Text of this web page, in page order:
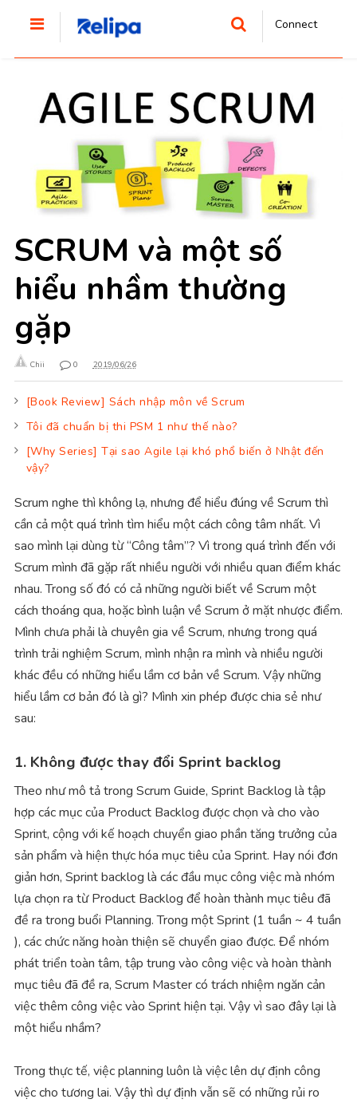
Connect
SCRUM và một số
hiểu nhầm thường
gặp
Chii 0 2019/06/26
[Book Review] Sách nhập môn về Scrum
Tôi đã chuẩn bị thi PSM 1 như thế nào?
[Why Series] Tại sao Agile lại khó phổ biến ở Nhật đến
vậy?
Scrum nghe thì không lạ, nhưng để hiểu đúng về Scrum thì
cần cả một quá trình tìm hiểu một cách công tâm nhất. Vì
sao mình lại dùng từ “Công tâm”? Vì trong quá trình đến với
Scrum mình đã gặp rất nhiều người với nhiều quan điểm khác
nhau. Trong số đó có cả những người biết về Scrum một
cách thoáng qua, hoặc bình luận về Scrum ở mặt nhược điểm.
Mình chưa phải là chuyên gia về Scrum, nhưng trong quá
trình trải nghiệm Scrum, mình nhận ra mình và nhiều người
khác đều có những hiểu lầm cơ bản về Scrum. Vậy những
hiểu lầm cơ bản đó là gì? Mình xin phép được chia sẻ như
sau:
1. Không được thay đổi Sprint backlog
Theo như mô tả trong Scrum Guide, Sprint Backlog là tập
hợp các mục của Product Backlog được chọn và cho vào
Sprint, cộng với kế hoạch chuyển giao phần tăng trưởng của
sản phẩm và hiện thực hóa mục tiêu của Sprint. Hay nói đơn
giản hơn, Sprint backlog là các đầu mục công việc mà nhóm
lựa chọn ra từ Product Backlog để hoàn thành mục tiêu đã
đề ra trong buổi Planning. Trong một Sprint (1 tuần ~ 4 tuần
), các chức năng hoàn thiện sẽ chuyển giao được. Để nhóm
phát triển toàn tâm, tập trung vào công việc và hoàn thành
mục tiêu đã đề ra, Scrum Master có trách nhiệm ngăn cản
việc thêm công việc vào Sprint hiện tại. Vậy vì sao đây lại là
một hiểu nhầm?
Trong thực tế, việc planning luôn là việc lên dự định công
việc cho tương lai. Vậy thì dự định vẫn sẽ có những rủi ro